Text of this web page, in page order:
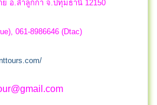
ย อ.ลำลูกกา จ.ปทุมธานี 12150
061-8986646 (Dtac)